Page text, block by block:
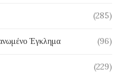
(285)
Έγκλημα (96)
(229)